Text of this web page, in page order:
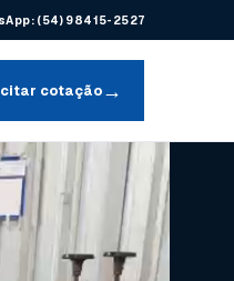
(54) 98415-2527
cotação→